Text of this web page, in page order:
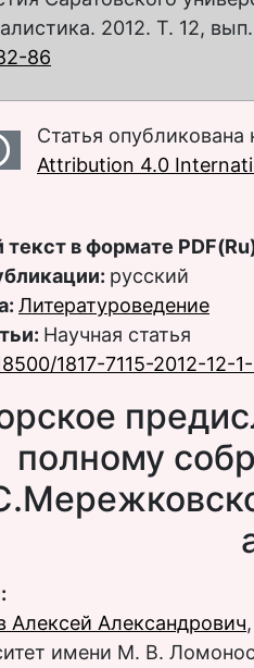
2012. Т. 12,
86
Статья
Attribution 4.0
в формате
русский
Литературоведение
Научная статья
1817-7115-2012-12-
полному
Алексей Александрович
имени М. В.